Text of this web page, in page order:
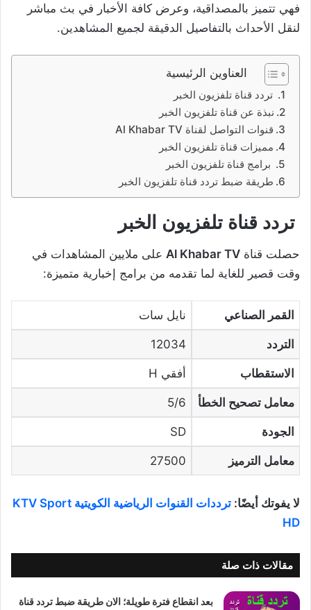
فهي تتميز بالمصداقية، وعرض كافة الأخبار في بث مباشر
لنقل الأحداث بالتفاصيل الدقيقة لجميع المشاهدين.
العناوين الرئيسية
تردد قناة تلفزيون الخبر
نبذة عن قناة تلفزيون الخبر
قنوات التواصل لقناة Al Khabar TV
مميزات قناة تلفزيون الخبر
برامج قناة تلفزيون الخبر
طريقة ضبط تردد قناة تلفزيون الخبر
تردد قناة تلفزيون الخبر
حصلت قناة Al Khabar TV على ملايين المشاهدات في
وقت قصير للغاية لما تقدمه من برامج إخبارية متميزة:
القمر الصناعي نايل سات
التردد 12034
الاستقطاب أفقي H
معامل تصحيح الخطأ 5/6
الجودة SD
معامل الترميز 27500
لا يفوتك أيضًا:
ترددات القنوات الرياضية الكويتية KTV Sport
HD
مقالات ذات صلة
بعد انقطاع فترة طويلة؛ الان طريقة ضبط تردد قناة